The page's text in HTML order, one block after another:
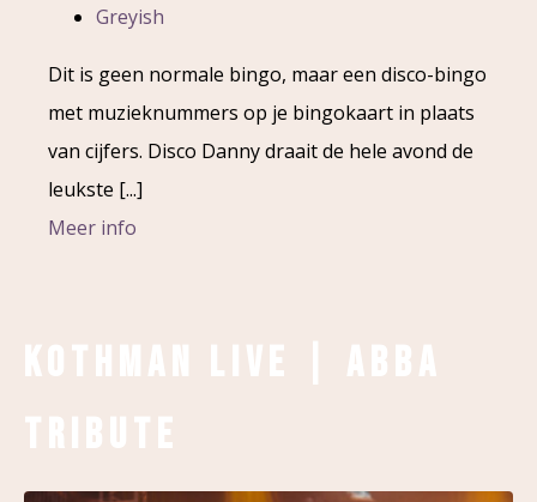
Greyish
Dit is geen normale bingo, maar een disco-bingo
met muzieknummers op je bingokaart in plaats
van cijfers. Disco Danny draait de hele avond de
leukste [...]
Meer info
Kothman Live | Abba
Tribute